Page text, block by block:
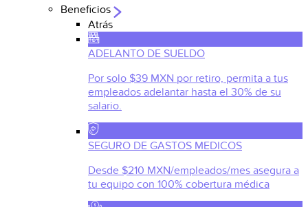
Beneficios
Atrás
ADELANTO DE SUELDO
Por solo $39 MXN por retiro, permita a tus
empleados adelantar hasta el 30% de su
salario.
SEGURO DE GASTOS MEDICOS
Desde $210 MXN/empleados/mes asegura a
tu equipo con 100% cobertura médica